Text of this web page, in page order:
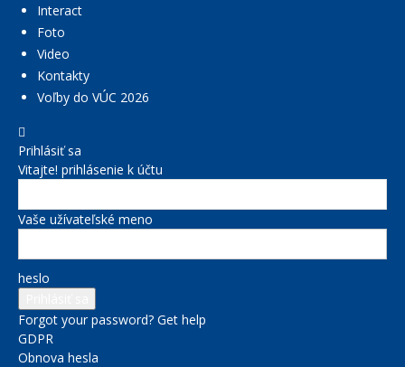
Interact
Foto
Video
Kontakty
Voľby do VÚC 2026
Prihlásiť sa
Vitajte! prihlásenie k účtu
Vaše užívateľské meno
heslo
Forgot your password? Get help
GDPR
Obnova hesla